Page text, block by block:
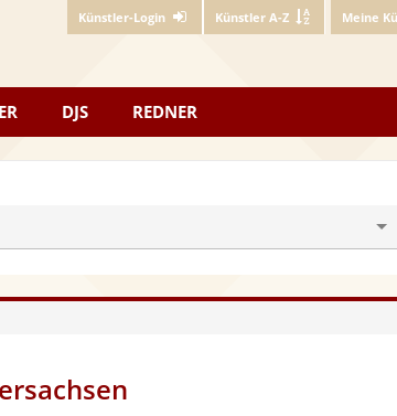
Künstler-Login Künstler A-Z Meine
DJS REDNER